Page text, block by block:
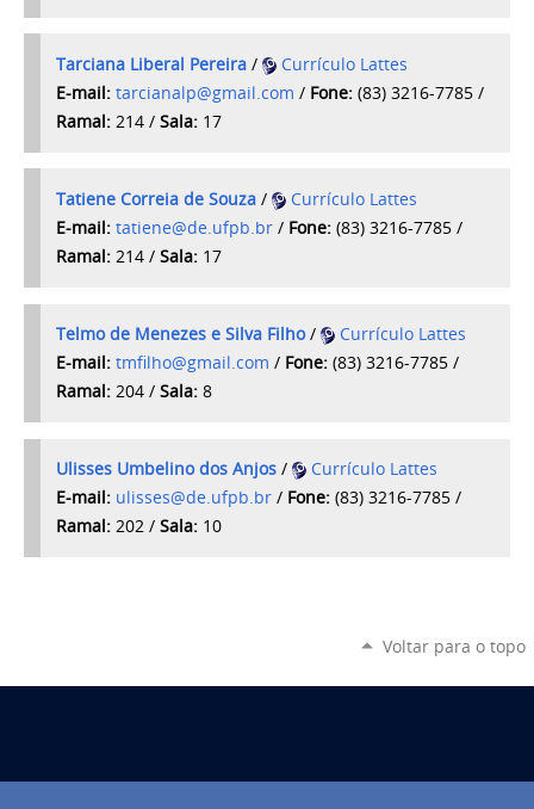
Tarciana Liberal Pereira /
Currículo Lattes
E-mail: tarcianalp@gmail.com/ Fone: (83) 3216-7785 /
Ramal: 214 /Sala: 17
Tatiene Correia de Souza /
Currículo Lattes
E-mail: tatiene@de.ufpb.br/ Fone: (83) 3216-7785 /
Ramal: 214 /Sala: 17
Telmo de Menezes e Silva Filho/
Currículo Lattes
E-mail: tmfilho@gmail.com / Fone: (83) 3216-7785 /
Ramal: 204 /Sala: 8
Ulisses Umbelino dos Anjos /
Currículo Lattes
E-mail: ulisses@de.ufpb.br / Fone: (83) 3216-7785 /
Ramal: 202 /Sala: 10
Voltar para o topo